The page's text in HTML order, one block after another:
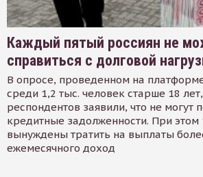
Каждый пятый россиян не
справиться с долговой
В опросе, проведенном на
среди 1,2 тыс. человек старше 18
респондентов заявили, что не могут
кредитные задолженности. При
вынуждены тратить на выплаты
ежемесячного доход